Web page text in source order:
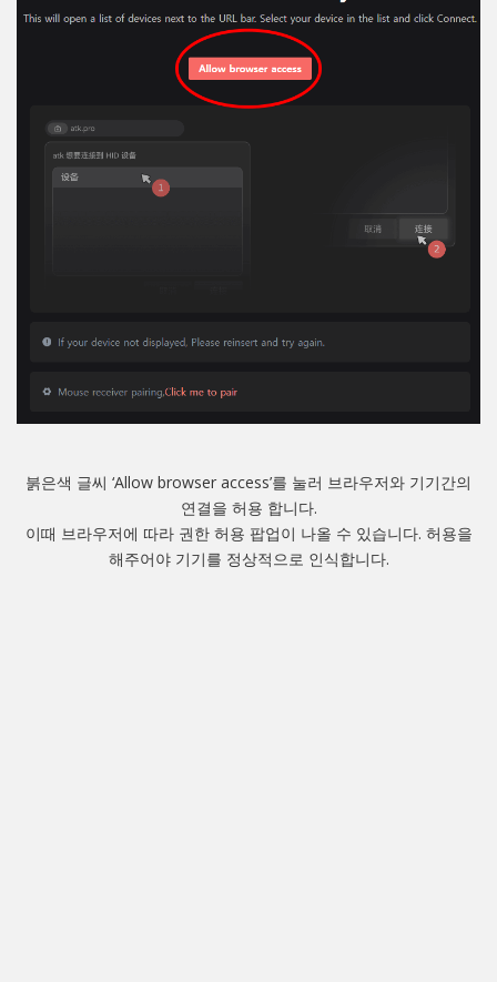
붉은색 글씨 ‘Allow browser access’를 눌러 브라우저와 기기간의
연결을 허용 합니다.
이때 브라우저에 따라 권한 허용 팝업이 나올 수 있습니다. 허용을
해주어야 기기를 정상적으로 인식합니다.